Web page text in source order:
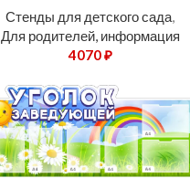
Стенды для детского сада,
Для родителей, информация
4070₽